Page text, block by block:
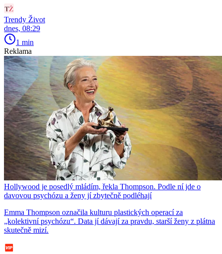
Trendy Život
dnes, 08:29
1 min
Reklama
Hollywood je posedlý mládím, řekla Thompson. Podle ní jde o
davovou psychózu a ženy jí zbytečně podléhají
Emma Thompson označila kulturu plastických operací za
„kolektivní psychózu“. Data jí dávají za pravdu, starší ženy z plátna
skutečně mizí.